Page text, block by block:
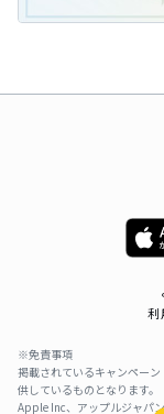
利
※免責事項
掲載されているキャンペー
供しているものとなります。
Apple Inc、アップルジャパ